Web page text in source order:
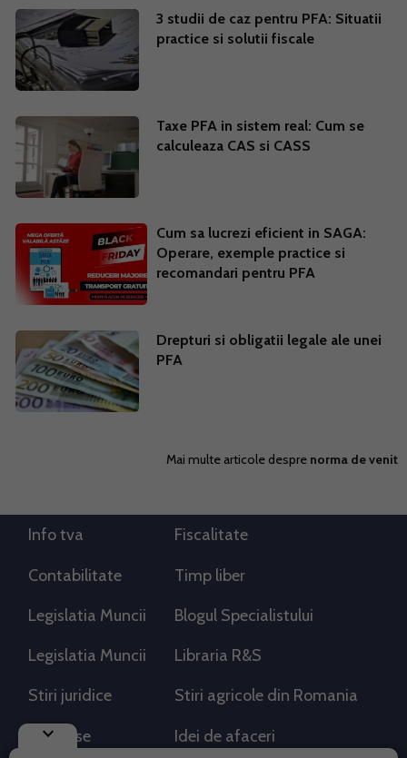
3 studii de caz pentru PFA: Situatii
practice si solutii fiscale
Taxe PFA in sistem real: Cum se
calculeaza CAS si CASS
Cum sa lucrezi eficient in SAGA:
Operare, exemple practice si
recomandari pentru PFA
Drepturi si obligatii legale ale unei
PFA
Mai multe articole despre norma de venit
keyboard_arrow_down
Info tva Fiscalitate
Contabilitate Timp liber
Legislatia Muncii Blogul Specialistului
Legislatia Muncii Libraria R&S
Stiri juridice Stiri agricole din Romania
AdSense Idei de afaceri